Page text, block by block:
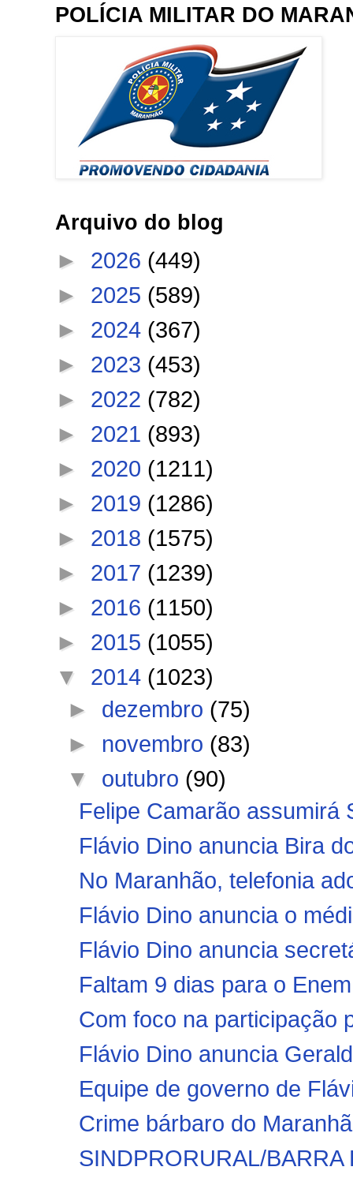
POLÍCIA MILITAR DO
Arquivo do blog
► 2026 (449)
► 2025 (589)
► 2024 (367)
► 2023 (453)
► 2022 (782)
► 2021 (893)
► 2020 (1211)
► 2019 (1286)
► 2018 (1575)
► 2017 (1239)
► 2016 (1150)
► 2015 (1055)
▼ 2014 (1023)
► dezembro (75)
► novembro (83)
▼ outubro (90)
Felipe Camarão assumirá
Flávio Dino anuncia Bira
No Maranhão, telefonia
Flávio Dino anuncia o
Flávio Dino anuncia
Faltam 9 dias para o
Com foco na participação
Flávio Dino anuncia
Equipe de governo de
Crime bárbaro do
SINDPRORURAL/